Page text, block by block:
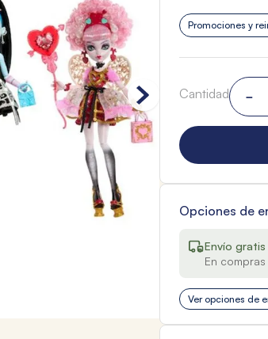
Promociones y
Cantidad －
Opciones de
Envío gratis
En
Ver opciones de